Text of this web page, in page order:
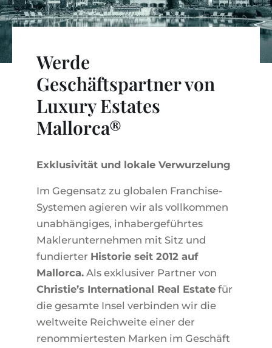
APARTMENTANLAGEN
IMMOBILIEN SCOUT
BOUTIQUE-HOTEL-VERKAUFEN
LIVE VIDEO BESICHTIGUNG
STEUERN UND KAUFNEBENKOSTEN
ENERGIEZERTIFIKAT
IMMOBILIENMAKLER IN PORTALS
KUNDENSTIMMEN
BLOG
MAKLER WERDEN
KONTAKT
REGION ANDRATX
REGION PORTALS
LIFESTYLE AUF MALLORCA
SHOPPING AUF MALLORCA
FREIZEITAKTIVITÄTEN AUF MALLORCA
SCHULEN AUF MALLORCA
CHRISTIE'S
KONTAKT
Werde
Geschäftspartner von
Luxury Estates
Mallorca®
Exklusivität und lokale Verwurzelung
Im Gegensatz zu globalen Franchise-
Systemen agieren wir als vollkommen
unabhängiges, inhabergeführtes
Maklerunternehmen mit Sitz und
fundierter Historie seit 2012 auf
Mallorca. Als exklusiver Partner von
Christie’s International Real Estate für
die gesamte Insel verbinden wir die
weltweite Reichweite einer der
renommiertesten Marken im Geschäft